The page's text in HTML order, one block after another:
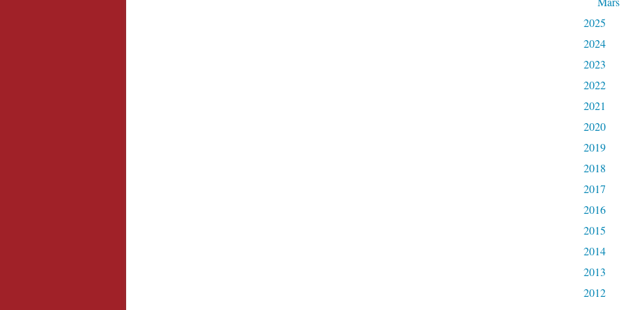
2025
2024
2023
2022
2021
2020
2019
2018
2017
2016
2015
2014
2013
2012